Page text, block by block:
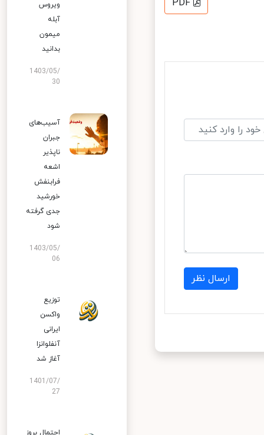
PDF
ارسال نظر
ویروس
آبله
میمون
بدانید
1403/05/
30
آسیب‌های
جبران
ناپذیر
اشعه
فرابنفش
خورشید
جدی گرفته
شود
1403/05/
06
توزیع
واکسن
ایرانی
آنفلوانزا
آغاز شد
1401/07/
27
احتمال بروز